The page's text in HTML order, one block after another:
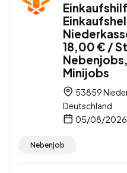
18,00 € /
Minijobs
53859
Deutschland
05/08/2026
Nebenjob